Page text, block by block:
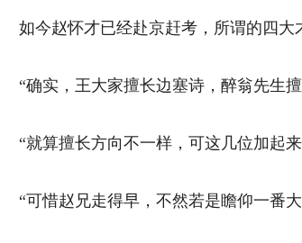
如今赵怀才已经赴京赶考，所谓的四大
“确实，王大家擅长边塞诗，醉翁先生
“就算擅长方向不一样，可这几位加起
“可惜赵兄走得早，不然若是瞻仰一番